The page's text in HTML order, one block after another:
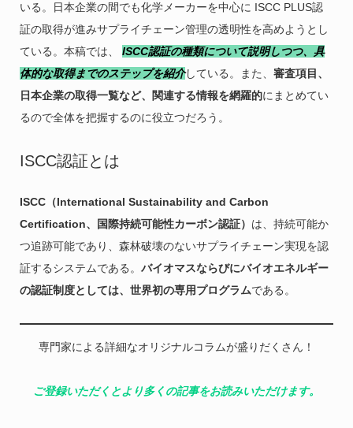
いる。日本企業の間でも化学メーカーを中心に ISCC PLUS認
証の取得が進みサプライチェーン管理の透明性を高めようとし
ている。本稿では、
ISCC認証の種類について説明しつつ、具
体的な取得までのステップを紹介している。また、 審査項目、
日本企業の取得一覧など、関連する情報を網羅的にまとめてい
るので全体を把握するのに役立つだろう。
ISCC認証とは
ISCC（International Sustainability and Carbon
Certification、国際持続可能性カーボン認証） は、持続可能か
つ追跡可能であり、森林破壊のないサプライチェーン実現を認
証するシステムである。 バイオマスならびにバイオエネルギー
の認証制度としては、世界初の専用プログラムである。
専門家による詳細なオリジナルコラムが盛りだくさん！
ご登録いただくとより多くの記事をお読みいただけます。